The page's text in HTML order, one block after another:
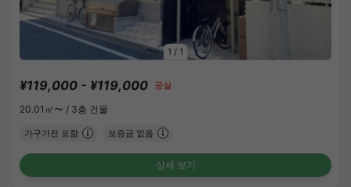
1 / 1
¥119,000 - ¥119,000 공실
20.01㎡〜 / 3층 건물
가구가전 포함 보증금 없음
상세 보기